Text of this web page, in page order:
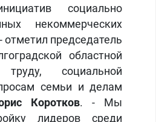
социально
некоммерческих
отметил председатель
областной
социальной
семьи и делам
Коротков. - Мы
лидеров среди